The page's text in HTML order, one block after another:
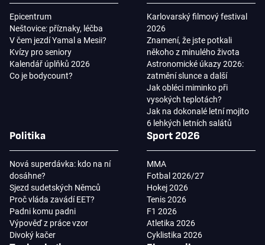
Epicentrum
Neštovice: příznaky, léčba
V čem jezdí Yamal a Mesii?
Kvízy pro seniory
Kalendář úplňků 2026
Co je bodycount?
Karlovarský filmový festival
2026
Znamení, že jste potkali
někoho z minulého života
Astronomické úkazy 2026:
zatmění slunce a další
Jak obléci miminko při
vysokých teplotách?
Jak na dokonalé letní mojito
6 lehkých letních salátů
Politika
Nová superdávka: kdo na ní
dosáhne?
Sjezd sudetských Němců
Proč vláda zavádí EET?
Padni komu padni
Výpověď z práce vzor
Divoký kačer
Sport 2026
MMA
Fotbal 2026/27
Hokej 2026
Tenis 2026
F1 2026
Atletika 2026
Cyklistika 2026